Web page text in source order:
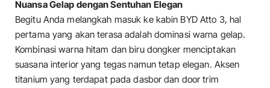
Nuansa Gelap dengan Sentuhan Elegan
Begitu Anda melangkah masuk ke kabin BYD Atto 3, hal
pertama yang akan terasa adalah dominasi warna gelap.
Kombinasi warna hitam dan biru dongker menciptakan
suasana interior yang tegas namun tetap elegan. Aksen
titanium yang terdapat pada dasbor dan door trim